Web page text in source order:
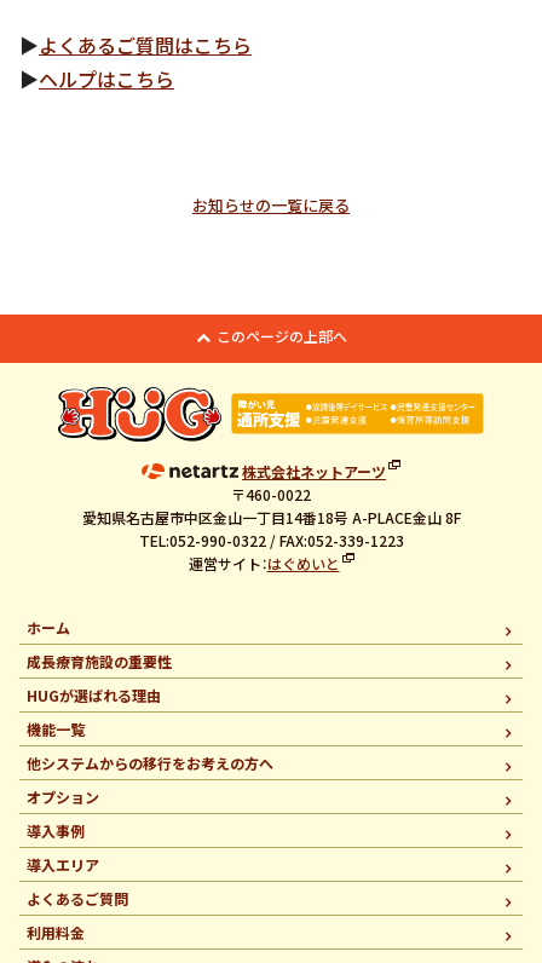
▶よくあるご質問はこちら
▶ヘルプはこちら
お知らせの一覧に戻る
このページの上部へ
株式会社ネットアーツ
〒460-0022
愛知県名古屋市中区金山一丁目14番18号 A-PLACE金山 8F
TEL:052-990-0322 / FAX:052-339-1223
運営サイト：はぐめいと
ホーム
成長療育施設の重要性
HUGが選ばれる理由
機能一覧
他システムからの移行をお考えの方へ
オプション
導入事例
導入エリア
よくあるご質問
利用料金